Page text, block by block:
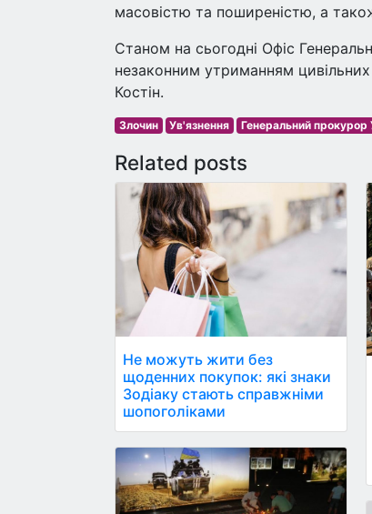
масовістю та поширеністю, а
Станом на сьогодні Офіс
незаконним утриманням
Костін.
Злочин Ув'язнення Генеральний прокурор
Related posts
Не можуть жити без
щоденних покупок: які знаки
Зодіаку стають справжніми
шопоголіками